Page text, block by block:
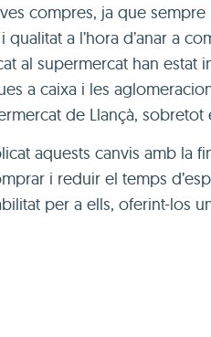
compres, ja que
a l’hora d’anar a
al supermercat han estat
a caixa i les
de Llançà,
aquests canvis amb la
i reduir el temps
per a ells, oferint-los